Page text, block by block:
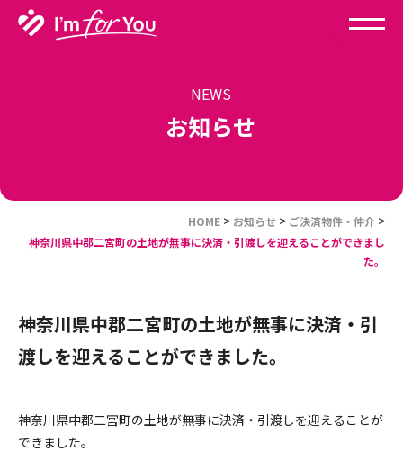
NEWS
お知らせ
HOME > お知らせ > ご決済物件・仲介 >
神奈川県中郡二宮町の土地が無事に決済・引渡しを迎えることができまし
た。
神奈川県中郡二宮町の土地が無事に決済・引
渡しを迎えることができました。
神奈川県中郡二宮町の土地が無事に決済・引渡しを迎えることが
できました。